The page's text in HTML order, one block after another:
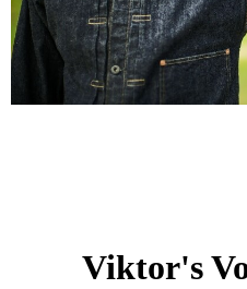
Viktor's